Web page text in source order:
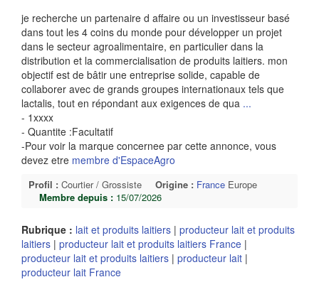
je recherche un partenaire d affaire ou un investisseur basé
dans tout les 4 coins du monde pour développer un projet
dans le secteur agroalimentaire, en particulier dans la
distribution et la commercialisation de produits laitiers. mon
objectif est de bâtir une entreprise solide, capable de
collaborer avec de grands groupes internationaux tels que
lactalis, tout en répondant aux exigences de qua ...
- 1xxxx
- Quantite :Facultatif
-Pour voir la marque concernee par cette annonce, vous
devez etre membre d'EspaceAgro
Profil : Courtier / Grossiste Origine : France Europe
Membre depuis : 15/07/2026
Rubrique : lait et produits laitiers | producteur lait et produits
laitiers | producteur lait et produits laitiers France |
producteur lait et produits laitiers | producteur lait |
producteur lait France